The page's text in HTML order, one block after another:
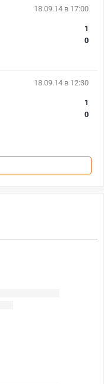
18.09.14 в 17:00
1
0
18.09.14 в 12:30
1
0